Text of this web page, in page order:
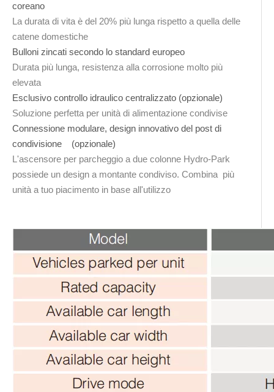
coreano
La durata di vita è del 20% più lunga rispetto a quella delle
catene domestiche
Bulloni zincati secondo lo standard europeo
Durata più lunga, resistenza alla corrosione molto più
elevata
Esclusivo controllo idraulico centralizzato (opzionale)
Soluzione perfetta per unità di alimentazione condivise
Connessione modulare, design innovativo del post di
condivisione (opzionale)
L'ascensore per parcheggio a due colonne Hydro-Park
possiede un design a montante condiviso. Combina più
unità a tuo piacimento in base all'utilizzo